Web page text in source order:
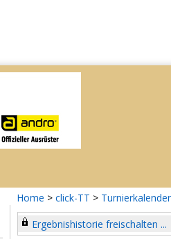
Home > click-TT > Turnierkalender
Ergebnishistorie freischalten ...